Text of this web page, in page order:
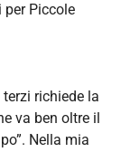
per Piccole
richiede la
va ben oltre il
Nella mia